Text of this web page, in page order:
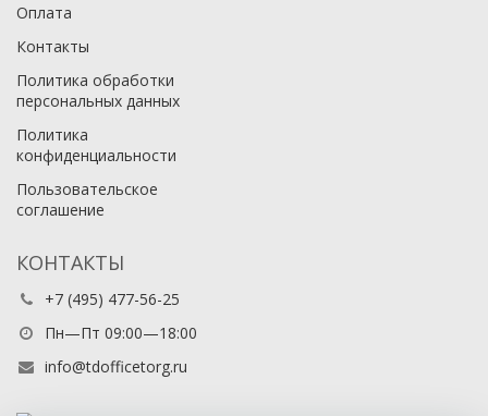
Оплата
Контакты
Политика обработки
персональных данных
Политика
конфиденциальности
Пользовательское
соглашение
КОНТАКТЫ
+7 (495) 477-56-25
Пн—Пт 09:00—18:00
info@tdofficetorg.ru